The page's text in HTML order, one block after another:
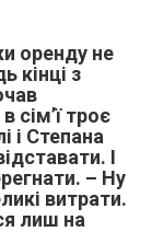
оренду не
кінці з
сім’ї троє
і Степана
І
– Ну
витрати.
лиш на